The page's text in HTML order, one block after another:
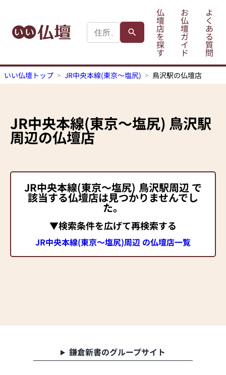
仏
壇
店
を
探
す
お
仏
壇
ガ
イ
ド
よ
く
あ
る
質
問
いい仏壇トップ JR中央本線(東京～塩尻) 鳥沢駅の仏壇店
JR中央本線(東京～塩尻) 鳥沢駅
周辺の仏壇店
JR中央本線(東京～塩尻) 鳥沢駅周辺 で
該当する仏壇店は見つかりませんでし
た。
▼検索条件を広げて再検索する
JR中央本線(東京～塩尻)周辺 の仏壇店一覧
鎌倉新書のグループサイト